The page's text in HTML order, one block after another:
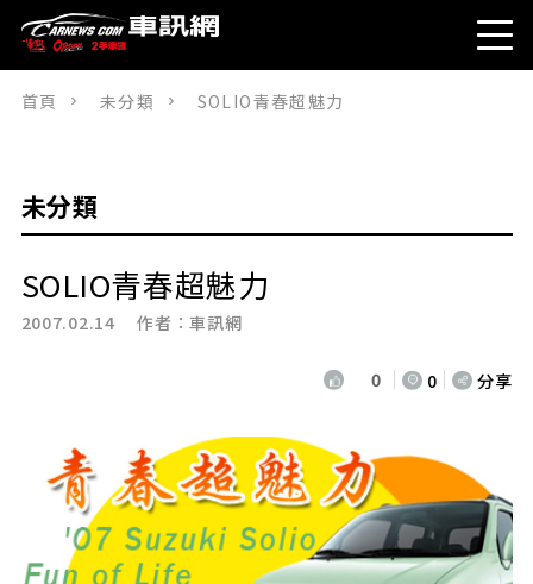
首頁 未分類 SOLIO青春超魅力
未分類
SOLIO青春超魅力
2007.02.14 作者：車訊網
0 0 分享